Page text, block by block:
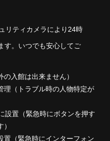
リティカメラにより24時
す。いつでも安心してご
入館は出来ません）
理（トラブル時の人物特定が
設置（緊急時にボタンを押す
置（緊急時にインターフォン